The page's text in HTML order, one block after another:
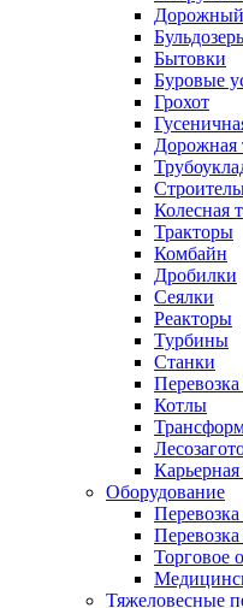
Дорожный
Бытовки
Буровые
Грохот
Дорожная
Колесная
Тракторы
Комбайн
Дробилки
Сеялки
Реакторы
Турбины
Станки
Перевозка
Котлы
Оборудование
Торговое
Тяжеловесные